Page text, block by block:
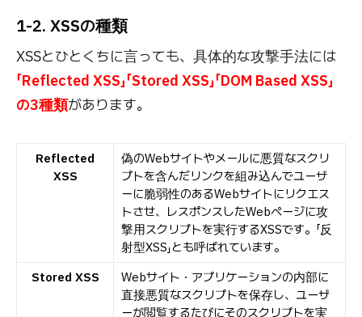
1-2. XSSの種類
XSSとひとくちに言っても、具体的な攻撃手法には
「Reflected XSS」「Stored XSS」「DOM Based XSS」
の3種類があります。
Reflected
XSS
偽のWebサイトやメールに悪質なスクリ
プトを含んだリンクを組み込んでユーザ
ーに脆弱性のあるWebサイトにリクエス
トさせ、レスポンスしたWebページに攻
撃用スクリプトを実行するXSSです。「反
射型XSS」とも呼ばれています。
Stored XSS
Webサイト・アプリケーションの内部に
直接悪質なスクリプトを保存し、ユーザ
ーが閲覧するたびにそのスクリプトを実